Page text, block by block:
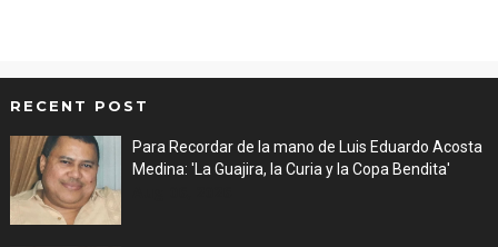
RECENT POST
Para Recordar de la mano de Luis Eduardo Acosta
Medina: 'La Guajira, la Curia y la Copa Bendita'